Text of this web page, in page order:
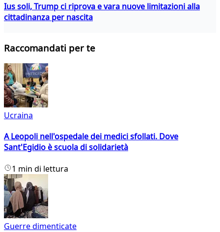
Ius soli, Trump ci riprova e vara nuove limitazioni alla
cittadinanza per nascita
Raccomandati per te
Ucraina
A Leopoli nell'ospedale dei medici sfollati. Dove
Sant'Egidio è scuola di solidarietà
1 min di lettura
Guerre dimenticate